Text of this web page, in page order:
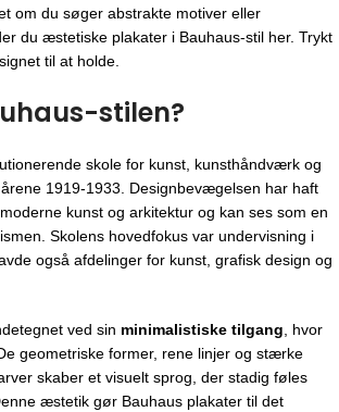
om du søger abstrakte motiver eller
du æstetiske plakater i Bauhaus-stil her. Trykt
til at holde.
stilen?
skole for kunst, kunsthåndværk og
1919-1933. Designbevægelsen har haft
kunst og arkitektur og kan ses som en
Skolens hovedfokus var undervisning i
også afdelinger for kunst, grafisk design og
ved sin minimalistiske tilgang , hvor
geometriske former, rene linjer og stærke
skaber et visuelt sprog, der stadig føles
æstetik gør Bauhaus plakater til det